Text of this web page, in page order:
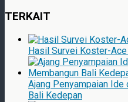
TERKAIT
Hasil Survei Koster-
Ajang Penyampaian Ide
Bali Kedepan